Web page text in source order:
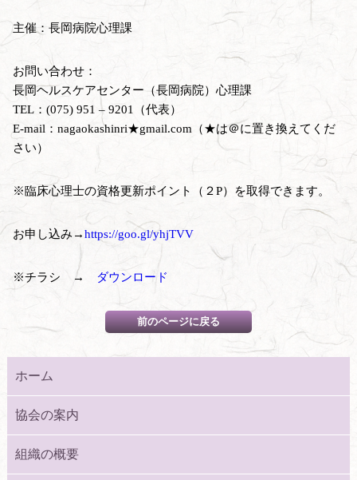
主催：長岡病院心理課
お問い合わせ：
長岡ヘルスケアセンター（長岡病院）心理課
TEL：(075) 951 – 9201（代表）
E-mail：nagaokashinri★gmail.com（★は＠に置き換えてくだ
さい）
※臨床心理士の資格更新ポイント（２P）を取得できます。
お申し込み→https://goo.gl/yhjTVV
※チラシ → ダウンロード
ホーム
協会の案内
組織の概要